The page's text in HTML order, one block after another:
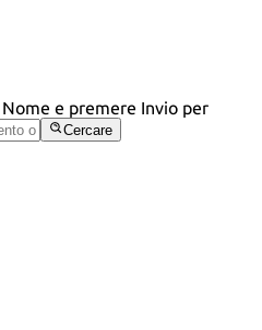
e premere Invio per
Cercare